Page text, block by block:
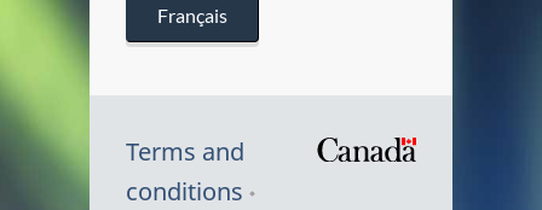
Français
Terms and
conditions